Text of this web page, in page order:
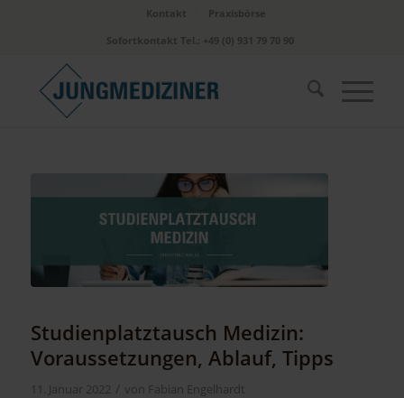
Kontakt
Praxisbörse
Sofortkontakt Tel.: +49 (0) 931 79 70 90
Studienplatztausch Medizin:
Voraussetzungen, Ablauf, Tipps
11. Januar 2022 / von Fabian Engelhardt